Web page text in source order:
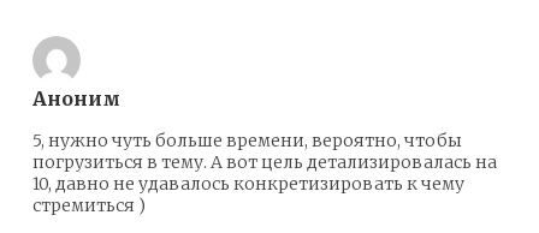
Аноним
5, нужно чуть больше времени, вероятно, чтобы
погрузиться в тему. А вот цель детализировалась на
10, давно не удавалось конкретизировать к чему
стремиться )